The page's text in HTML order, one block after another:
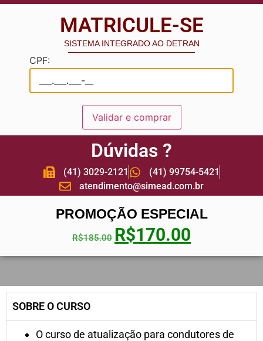
MATRICULE-SE
SISTEMA INTEGRADO AO DETRAN
CPF:
Validar e comprar
Dúvidas ?
(41) 3029-2121
(41) 99754-5421
atendimento@simead.com.br
PROMOÇÃO ESPECIAL
R$185.00 R$170.00
SOBRE O CURSO
O curso de atualização para condutores de